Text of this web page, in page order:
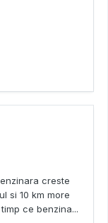
creste
si 10 km more
ce benzina...